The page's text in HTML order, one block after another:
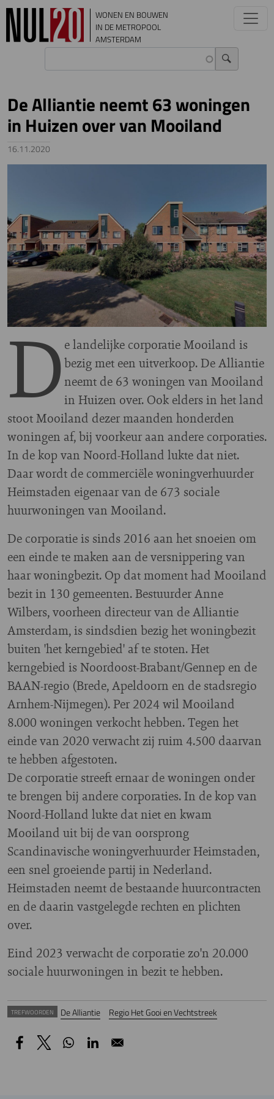
Overslaan en naar de inhoud gaan
WONEN EN BOUWEN
IN DE METROPOOL
AMSTERDAM
De Alliantie neemt 63 woningen
in Huizen over van Mooiland
16.11.2020
D e landelijke corporatie Mooiland is
bezig met een uitverkoop. De Alliantie
neemt de 63 woningen van Mooiland
in Huizen over. Ook elders in het land
stoot Mooiland dezer maanden honderden
woningen af, bij voorkeur aan andere corporaties.
In de kop van Noord-Holland lukte dat niet.
Daar wordt de commerciële woningverhuurder
Heimstaden eigenaar van de 673 sociale
huurwoningen van Mooiland.
De corporatie is sinds 2016 aan het snoeien om
een einde te maken aan de versnippering van
haar woningbezit. Op dat moment had Mooiland
bezit in 130 gemeenten. Bestuurder Anne
Wilbers, voorheen directeur van de Alliantie
Amsterdam, is sindsdien bezig het woningbezit
buiten 'het kerngebied' af te stoten. Het
kerngebied is Noordoost-Brabant/Gennep en de
BAAN-regio (Brede, Apeldoorn en de stadsregio
Arnhem-Nijmegen). Per 2024 wil Mooiland
8.000 woningen verkocht hebben. Tegen het
einde van 2020 verwacht zij ruim 4.500 daarvan
te hebben afgestoten.
De corporatie streeft ernaar de woningen onder
te brengen bij andere corporaties. In de kop van
Noord-Holland lukte dat niet en kwam
Mooiland uit bij de van oorsprong
Scandinavische woningverhuurder Heimstaden,
een snel groeiende partij in Nederland.
Heimstaden neemt de bestaande huurcontracten
en de daarin vastgelegde rechten en plichten
over.
Eind 2023 verwacht de corporatie zo'n 20.000
sociale huurwoningen in bezit te hebben.
TREFWOORDEN De Alliantie Regio Het Gooi en Vechtstreek